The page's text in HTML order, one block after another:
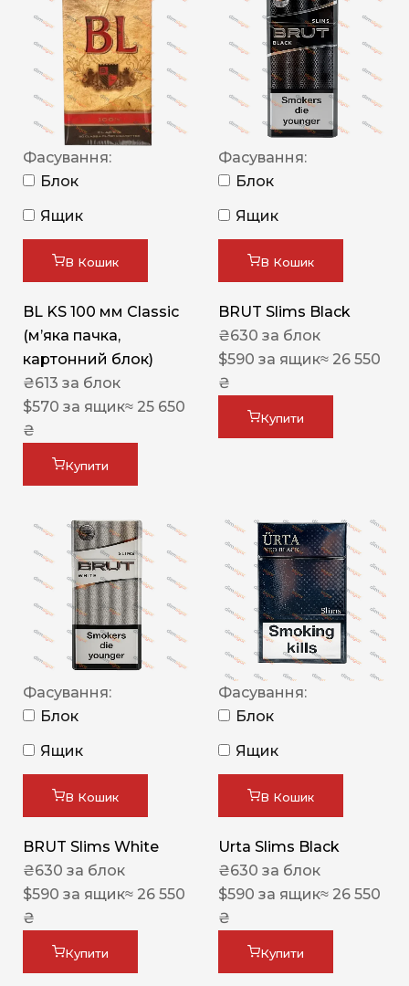
Фасування:
Блок
Ящик
В Кошик
BL KS 100 мм Classic
(м’яка пачка,
картонний блок)
₴613 за блок
$570 за ящик≈ 25 650
₴
Купити
Фасування:
Блок
Ящик
В Кошик
BRUT Slims Black
₴630 за блок
$590 за ящик≈ 26 550
₴
Купити
Фасування:
Блок
Ящик
В Кошик
BRUT Slims White
₴630 за блок
$590 за ящик≈ 26 550
₴
Купити
Фасування:
Блок
Ящик
В Кошик
Urta Slims Black
₴630 за блок
$590 за ящик≈ 26 550
₴
Купити